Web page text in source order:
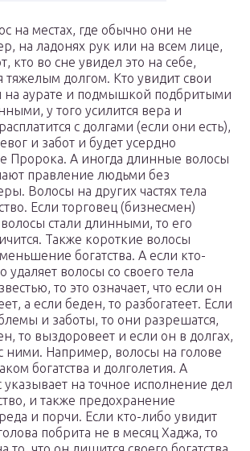
на местах, где обычно они не
на ладонях рук или на всем лице,
кто во сне увидел это на себе,
тяжелым долгом. Кто увидит свои
на аурате и подмышкой подбритыми
у того усилится вера и
с долгами (если они есть),
и забот и будет усердно
Пророка. А иногда длинные волосы
правление людьми без
Волосы на других частях тела
Если торговец (бизнесмен)
волосы стали длинными, то его
Также короткие волосы
богатства. А если кто-
удаляет волосы со своего тела
то это означает, что если он
а если беден, то разбогатеет. Если
и заботы, то они разрешатся,
то выздоровеет и если он в долгах,
с ними. Например, волосы на голове
богатства и долголетия. А
указывает на точное исполнение дел
и также предохранение
и порчи. Если кто-либо увидит
побрита не в месяц Хаджа, то